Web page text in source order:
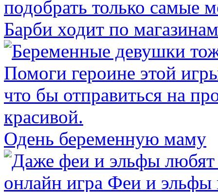
Барби ходит по магазинам
Одень беременную маму